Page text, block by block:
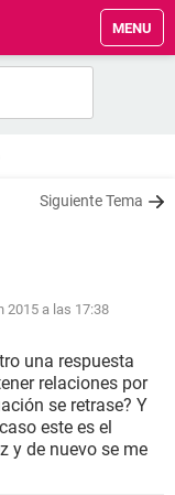
MENU
Siguiente Tema
2015 a las 17:38
una respuesta
relaciones por
se retrase? Y
este es el
y de nuevo se me